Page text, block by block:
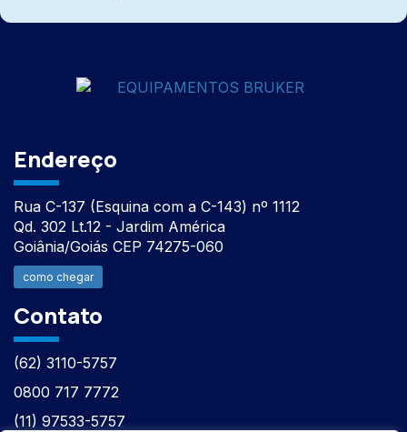
Endereço
Rua C-137 (Esquina com a C-143) nº 1112
Qd. 302 Lt.12 - Jardim América
Goiânia/Goiás CEP 74275-060
como chegar
Contato
(62) 3110-5757
0800 717 7772
(11) 97533-5757